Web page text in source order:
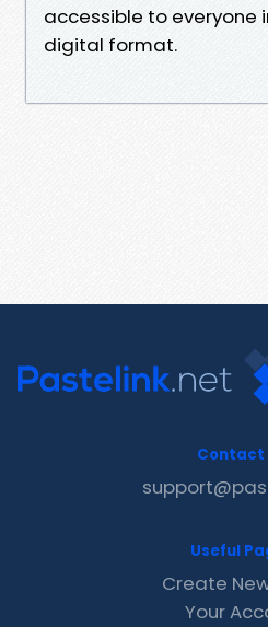
accessible to everyone
digital format.
Contact
Useful
Create
Your